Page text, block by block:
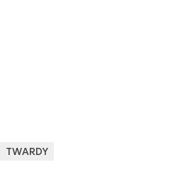
TWARDY